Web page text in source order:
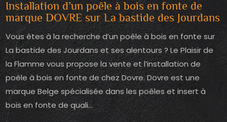
Installation d’un poêle à bois en fonte de
marque DOVRE sur La bastide des Jourdans
Vous êtes à la recherche d’un poêle à bois en fonte sur
La bastide des Jourdans et ses alentours ? Le Plaisir de
la Flamme vous propose la vente et l’installation de
poêle à bois en fonte de chez Dovre. Dovre est une
marque Belge spécialisée dans les poêles et insert à
bois en fonte de quali...